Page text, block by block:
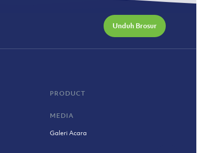
Unduh Brosur
PRODUCT
MEDIA
Galeri Acara